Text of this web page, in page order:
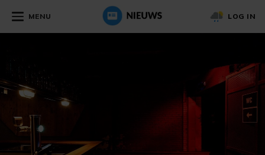
MENU LOG IN